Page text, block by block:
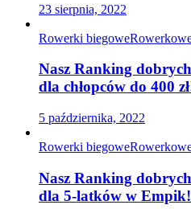
23 sierpnia, 2022
Rowerki biegowe
Nasz Ranking
dla chłopców do 400
5 października, 2022
Rowerki biegowe
Nasz Ranking
dla 5-latków w Empik!